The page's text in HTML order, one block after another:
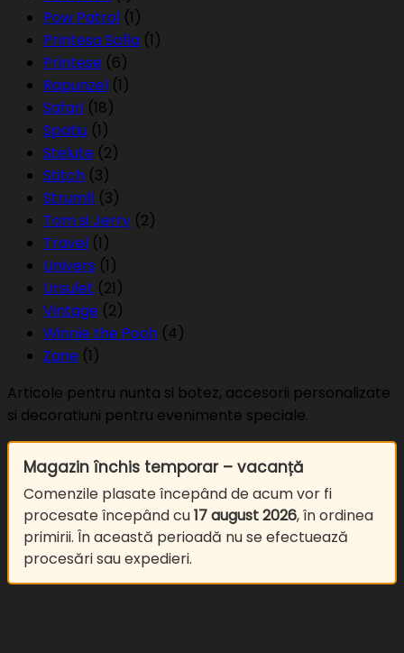
Pow Patrol (1)
Printesa Sofia (1)
Printese (6)
Rapunzel (1)
Safari (18)
Spatiu (1)
Stelute (2)
Stitch (3)
Strumfi (3)
Tom si Jerry (2)
Travel (1)
Univers (1)
Ursulet (21)
Vintage (2)
Winnie the Pooh (4)
Zane (1)
Articole pentru nunta si botez, accesorii personalizate
si decoratiuni pentru evenimente speciale.
Magazin închis temporar – vacanță
Comenzile plasate începând de acum vor fi
procesate începând cu17 august 2026, în ordinea
primirii. În această perioadă nu se efectuează
procesări sau expedieri.